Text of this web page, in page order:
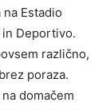
Estadio
Deportivo.
različno,
poraza.
domačem